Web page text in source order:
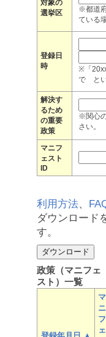
対象の
選挙区
※都道
ている
登録日
時
※「
で とい
解決す
るため
の重要
政策
※関心
さい。
マニフ
ェスト
ID
利用方法、
ダウンロード
す。
政策（マニフェ
スト）一覧
マ
ニ
フ
ェ